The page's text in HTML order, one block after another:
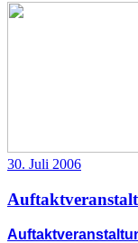
30. Juli 2006